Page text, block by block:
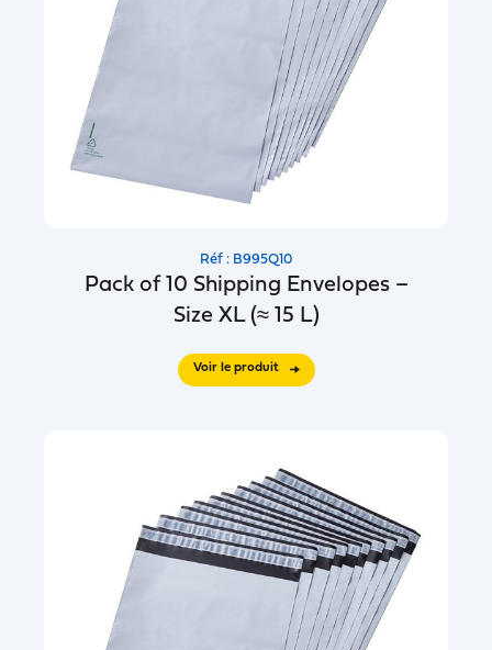
Réf : B995Q10
Pack of 10 Shipping Envelopes –
Size XL (≈ 15 L)
Voir le produit